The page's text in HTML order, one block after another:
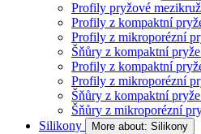
Profily pryžové
Profily z kompaktní
Profily z mikroporézní
Šňůry z kompaktní
Profily z kompaktní
Profily z mikroporézní
Šňůry z kompaktní
Šňůry z mikroporézní
Silikony
More about: Silikony